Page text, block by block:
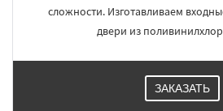
сложности. Изготавливаем
двери из
ЗАКАЗАТЬ